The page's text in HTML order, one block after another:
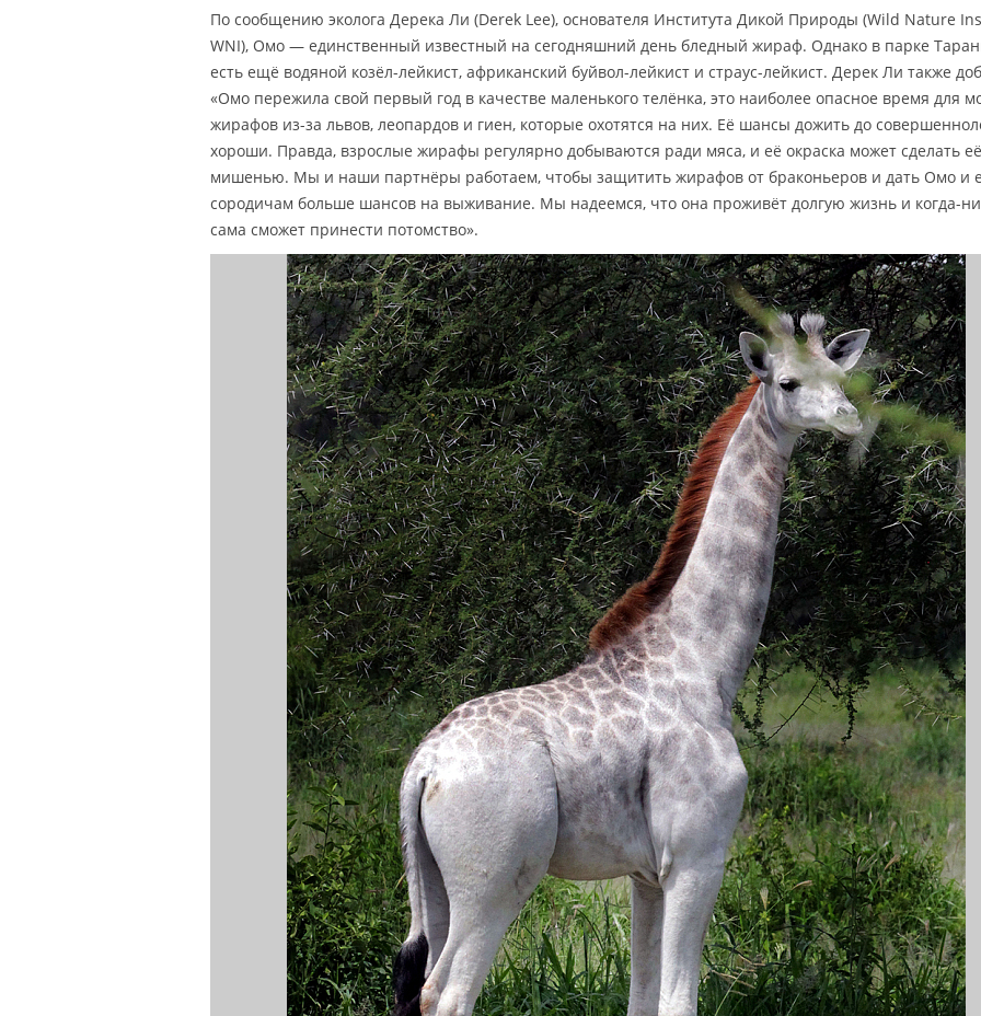
По сообщению эколога Дерека Ли (Derek Lee), основателя Института Дикой Природы (Wild Nature
WNI), Омо — единственный известный на сегодняшний день бледный жираф. Однако в парке
есть ещё водяной козёл-лейкист, африканский буйвол-лейкист и страус-лейкист. Дерек Ли также
«Омо пережила свой первый год в качестве маленького телёнка, это наиболее опасное время для
жирафов из-за львов, леопардов и гиен, которые охотятся на них. Её шансы дожить до
хороши. Правда, взрослые жирафы регулярно добываются ради мяса, и её окраска может сделать её
мишенью. Мы и наши партнёры работаем, чтобы защитить жирафов от браконьеров и дать Омо и
сородичам больше шансов на выживание. Мы надеемся, что она проживёт долгую жизнь и когда-
сама сможет принести потомство».